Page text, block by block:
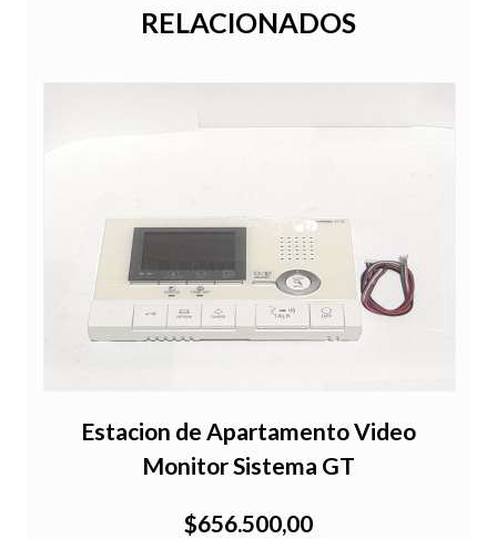
RELACIONADOS
Estacion de Apartamento Video
Monitor Sistema GT
$656.500,00